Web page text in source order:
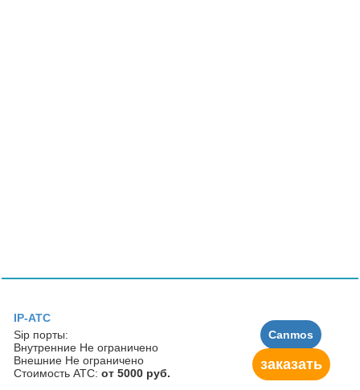
IP-АТС
Sip порты:
Внутренние Не ограничено
Внешние Не ограничено
Стоимость АТС: от 5000 руб.
Canmos
заказать